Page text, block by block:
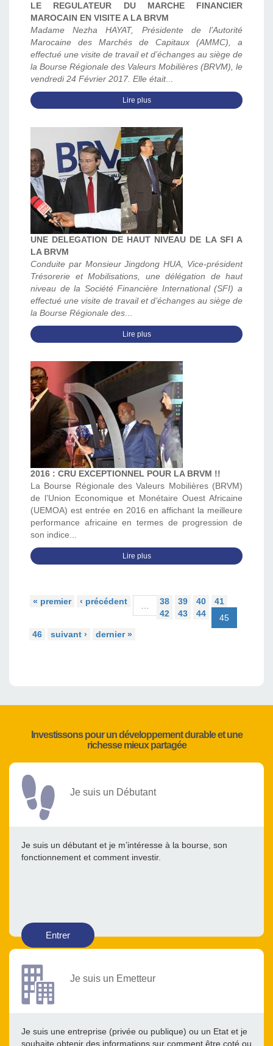
LE REGULATEUR DU MARCHE FINANCIER
MAROCAIN EN VISITE A LA BRVM
Madame Nezha HAYAT, Présidente de l’Autorité
Marocaine des Marchés de Capitaux (AMMC), a
effectué une visite de travail et d’échanges au siège de
la Bourse Régionale des Valeurs Mobilières (BRVM), le
vendredi 24 Février 2017. Elle était...
Lire plus
UNE DELEGATION DE HAUT NIVEAU DE LA SFI A
LA BRVM
Conduite par Monsieur Jingdong HUA, Vice-président
Trésorerie et Mobilisations, une délégation de haut
niveau de la Société Financière International (SFI) a
effectué une visite de travail et d’échanges au siège de
la Bourse Régionale des
Lire plus
2016 : CRU EXCEPTIONNEL POUR LA BRVM !!
La Bourse Régionale des Valeurs Mobilières (BRVM)
de l’Union Economique et Monétaire Ouest Africaine
(UEMOA) est entrée en 2016 en affichant la meilleure
performance africaine en termes de progression de
son indice
Lire plus
« premier ‹ précédent 38 39 40
41
42
43 44
45
46
suivant › dernier »
Investissons pour un développement durable et une
richesse mieux partagée
Je suis un Débutant
Je suis un débutant et je m’intéresse à la bourse, son
fonctionnement et comment investir.
Entrer
Je suis un Emetteur
Je suis une entreprise (privée ou publique) ou un Etat et je
souhaite obtenir des informations sur comment être coté ou